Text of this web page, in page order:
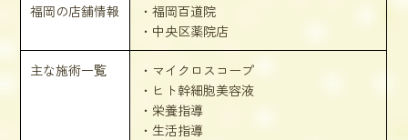
福岡の店舗情報
・福岡百道院
・中央区薬院店
主な施術一覧
・マイクロスコープ
・ヒト幹細胞美容液
・栄養指導
・生活指導